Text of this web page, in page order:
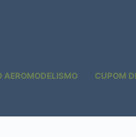
AEROMODELISMO CUPOM